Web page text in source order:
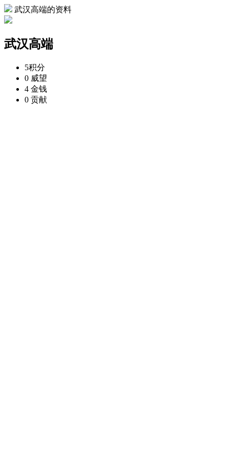
武汉高端的资料
武汉高端
5积分
0 威望
4 金钱
0 贡献